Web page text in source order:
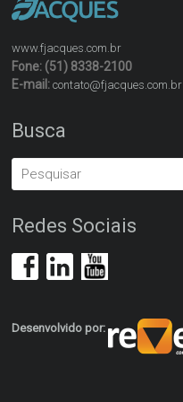
www.fjacques.com.br
Fone: (51) 8338-2100
E-mail:contato@fjacques.com.br
Busca
Redes Sociais
Desenvolvido por: